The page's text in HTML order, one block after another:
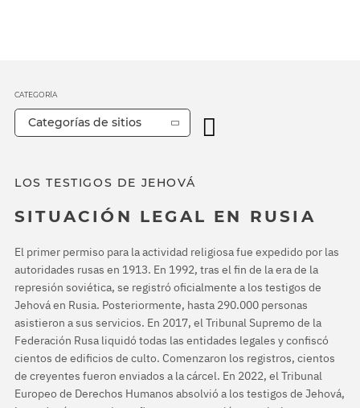
LOS TESTIGOS DE JEHOVÁ
SITUACIÓN LEGAL EN RUSIA
El primer permiso para la actividad religiosa fue expedido por las
autoridades rusas en 1913. En 1992, tras el fin de la era de la
represión soviética, se registró oficialmente a los testigos de
Jehová en Rusia. Posteriormente, hasta 290.000 personas
asistieron a sus servicios. En 2017, el Tribunal Supremo de la
Federación Rusa liquidó todas las entidades legales y confiscó
cientos de edificios de culto. Comenzaron los registros, cientos
de creyentes fueron enviados a la cárcel. En 2022, el Tribunal
Europeo de Derechos Humanos absolvió a los testigos de Jehová,
CATEGORÍA
Categorías de sitios